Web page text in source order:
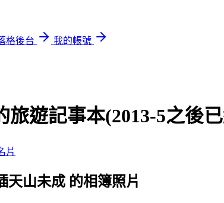
格後台
我的帳號
旅遊記事本(2013-5之後
片
天山未成 的相簿照片